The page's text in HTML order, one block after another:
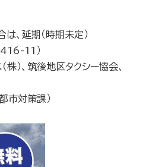
延期（時期未定）
11）
）、筑後地区タクシー協会、
市対策課）